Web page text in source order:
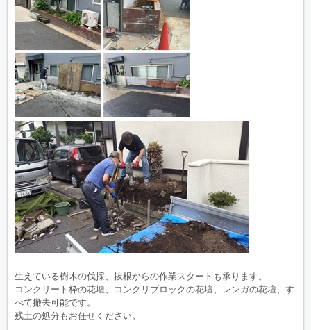
生えている樹木の伐採、抜根からの作業スタートも承ります。
コンクリート枠の花壇、コンクリブロックの花壇、レンガの花壇、す
べて撤去可能です。
残土の処分もお任せください。